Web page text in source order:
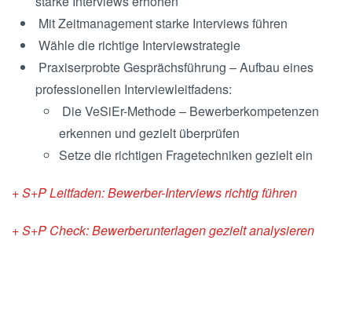
Mit Zeitmanagement starke Interviews führen
Wähle die richtige Interviewstrategie
Praxiserprobte Gesprächsführung – Aufbau eines
professionellen Interviewleitfadens:
Die VeSiEr-Methode – Bewerberkompetenzen
erkennen und gezielt überprüfen
Setze die richtigen Fragetechniken gezielt ein
+ S+P Leitfaden: Bewerber-Interviews richtig führen
+ S+P Check: Bewerberunterlagen gezielt analysieren